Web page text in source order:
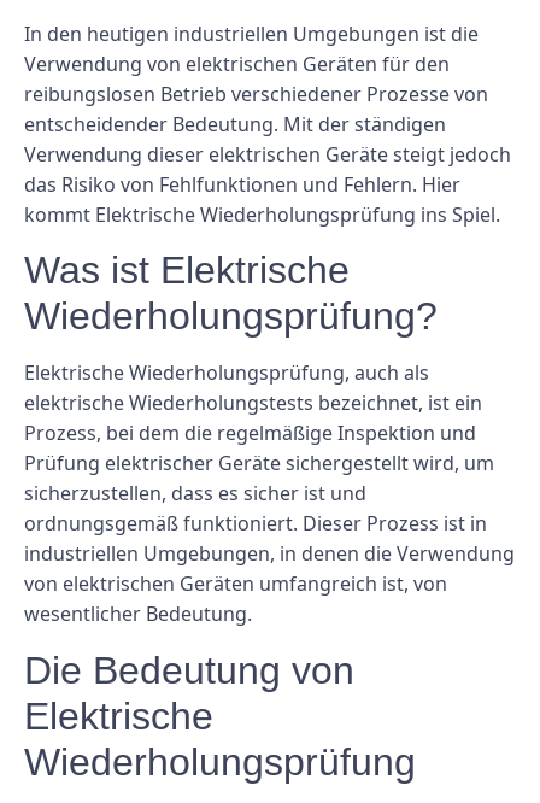
In den heutigen industriellen Umgebungen ist die
Verwendung von elektrischen Geräten für den
reibungslosen Betrieb verschiedener Prozesse von
entscheidender Bedeutung. Mit der ständigen
Verwendung dieser elektrischen Geräte steigt jedoch
das Risiko von Fehlfunktionen und Fehlern. Hier
kommt Elektrische Wiederholungsprüfung ins Spiel.
Was ist Elektrische
Wiederholungsprüfung?
Elektrische Wiederholungsprüfung, auch als
elektrische Wiederholungstests bezeichnet, ist ein
Prozess, bei dem die regelmäßige Inspektion und
Prüfung elektrischer Geräte sichergestellt wird, um
sicherzustellen, dass es sicher ist und
ordnungsgemäß funktioniert. Dieser Prozess ist in
industriellen Umgebungen, in denen die Verwendung
von elektrischen Geräten umfangreich ist, von
wesentlicher Bedeutung.
Die Bedeutung von
Elektrische
Wiederholungsprüfung